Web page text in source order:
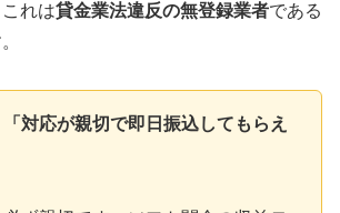
れは貸金業法違反の無登録業者である
「対応が親切で即日振込してもらえ